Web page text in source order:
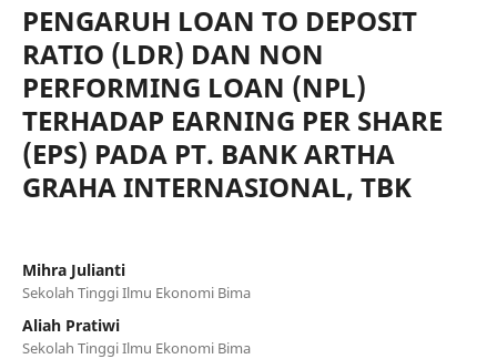
PENGARUH LOAN TO DEPOSIT
RATIO (LDR) DAN NON
PERFORMING LOAN (NPL)
TERHADAP EARNING PER SHARE
(EPS) PADA PT. BANK ARTHA
GRAHA INTERNASIONAL, TBK
Mihra Julianti
Sekolah Tinggi Ilmu Ekonomi Bima
Aliah Pratiwi
Sekolah Tinggi Ilmu Ekonomi Bima